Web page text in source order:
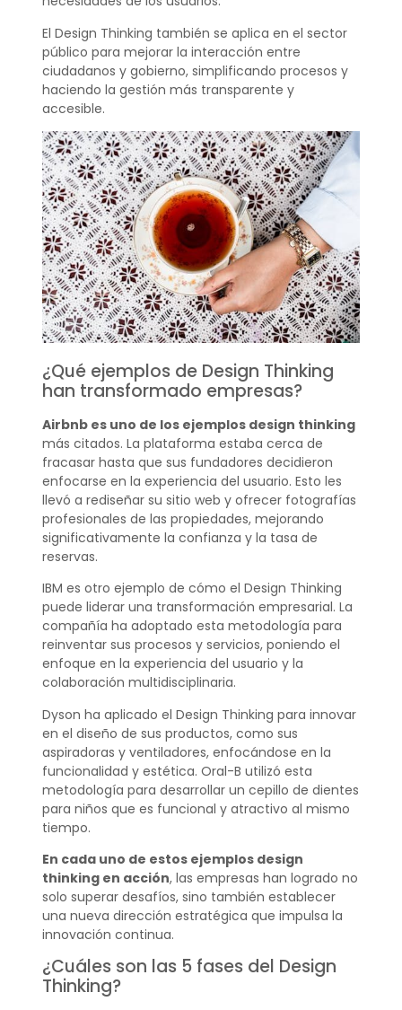
El Design Thinking también se aplica en el sector
público para mejorar la interacción entre
ciudadanos y gobierno, simplificando procesos y
haciendo la gestión más transparente y
accesible.
¿Qué ejemplos de Design Thinking
han transformado empresas?
Airbnb es uno de los ejemplos design thinking
más citados. La plataforma estaba cerca de
fracasar hasta que sus fundadores decidieron
enfocarse en la experiencia del usuario. Esto les
llevó a rediseñar su sitio web y ofrecer fotografías
profesionales de las propiedades, mejorando
significativamente la confianza y la tasa de
reservas.
IBM es otro ejemplo de cómo el Design Thinking
puede liderar una transformación empresarial. La
compañía ha adoptado esta metodología para
reinventar sus procesos y servicios, poniendo el
enfoque en la experiencia del usuario y la
colaboración multidisciplinaria.
Dyson ha aplicado el Design Thinking para innovar
en el diseño de sus productos, como sus
aspiradoras y ventiladores, enfocándose en la
funcionalidad y estética. Oral-B utilizó esta
metodología para desarrollar un cepillo de dientes
para niños que es funcional y atractivo al mismo
tiempo.
En cada uno de estos ejemplos design
thinking en acción, las empresas han logrado no
solo superar desafíos, sino también establecer
una nueva dirección estratégica que impulsa la
innovación continua.
¿Cuáles son las 5 fases del Design
Thinking?